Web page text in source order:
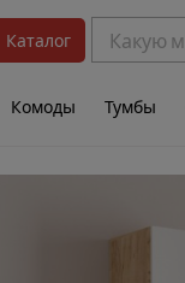
Каталог
Комоды Тумбы